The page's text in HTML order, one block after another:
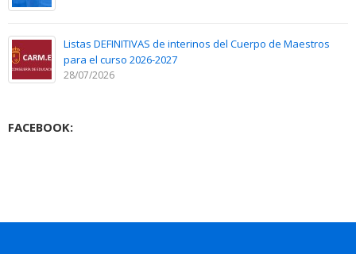
Listas DEFINITIVAS de interinos del Cuerpo de Maestros
para el curso 2026-2027
28/07/2026
FACEBOOK: